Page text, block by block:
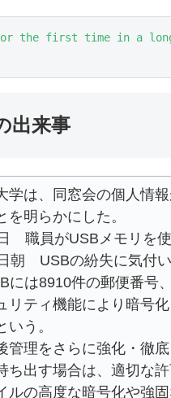
the first time in a
出来事
学は、同窓会の個人情
を明らかにした。
職員がUSBメモリを
朝 USBの紛失に気付
は8910件の郵便番号
リティ機能により暗号
いう。
理をさらに強化・徹
ち出す場合は、適切な
ルの高度な暗号化や強